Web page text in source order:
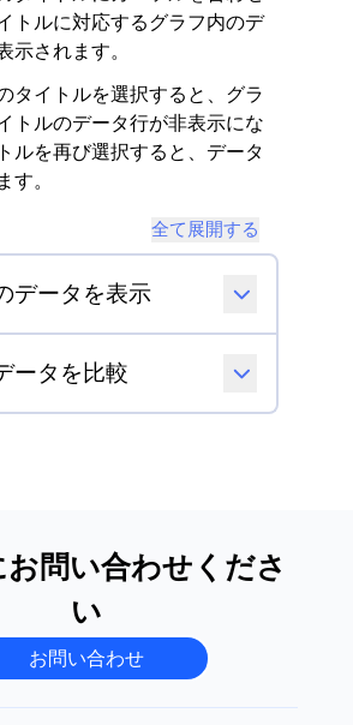
トルに対応するグラフ内のデ
示されます。
タイトルを選択すると、グラ
トルのデータ行が非表示にな
ルを再び選択すると、データ
。
全て展開する
データを表示
ータを比較
問い合わせくださ
い
お問い合わせ